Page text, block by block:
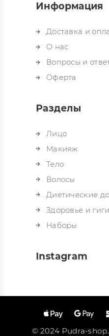
Информация
Доставка и
О нас
Вопросы и
Оферта
Разделы
Лицо
Макияж
Тело
Волосы
Диетические
Здоровье и
Наборы
Instagram
© 2024 Pudra-